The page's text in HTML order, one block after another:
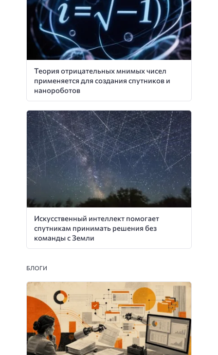
Теория отрицательных мнимых чисел
применяется для создания спутников и
нанороботов
Искусственный интеллект помогает
спутникам принимать решения без
команды с Земли
БЛОГИ